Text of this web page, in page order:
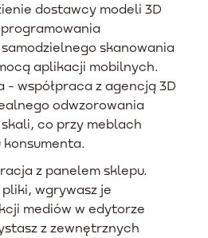
dostawcy modeli 3D
skanowania
aplikacji mobilnych.
- współpraca z agencją 3D
odwzorowania
co przy meblach
z panelem sklepu.
wgrywasz je
mediów w edytorze
z zewnętrznych